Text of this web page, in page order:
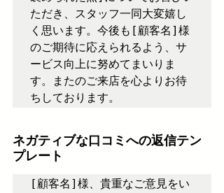
ただき、スタッフ一同大変嬉し
く思います。今後も[顧客名]様
のご期待に応えられるよう、サ
ービス向上に努めてまいりま
す。またのご来店を心よりお待
ちしております。
ネガティブな口コミへの返信テン
プレート
[顧客名]様、貴重なご意見をい